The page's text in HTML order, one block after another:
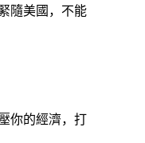
隨美國，不能
你的經濟，打